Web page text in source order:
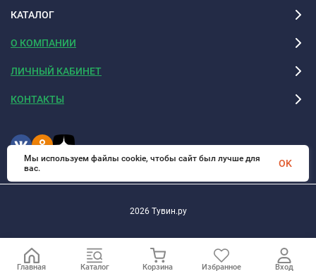
КАТАЛОГ
О КОМПАНИИ
ЛИЧНЫЙ КАБИНЕТ
КОНТАКТЫ
2026 Тувин.ру
Главная Каталог Корзина Избранное Вход
Мы используем файлы cookie, чтобы сайт был лучше для
вас.
OK